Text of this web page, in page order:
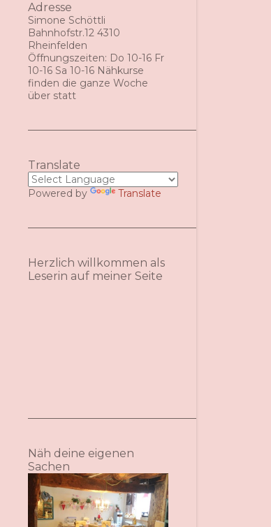
Adresse
Simone Schöttli
Bahnhofstr.12 4310
Rheinfelden
Öffnungszeiten: Do 10-16 Fr
10-16 Sa 10-16 Nähkurse
finden die ganze Woche
über statt
Translate
Powered by Translate
Herzlich willkommen als
Leserin auf meiner Seite
Näh deine eigenen
Sachen